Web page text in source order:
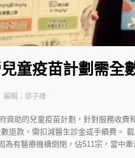
童疫苗計劃需
編輯：邵子峰
資助的兒童疫苗計劃，針對服務收
退款，需扣減醫生診金或手續費。
有醫療機構倒閉，佔511宗，當中